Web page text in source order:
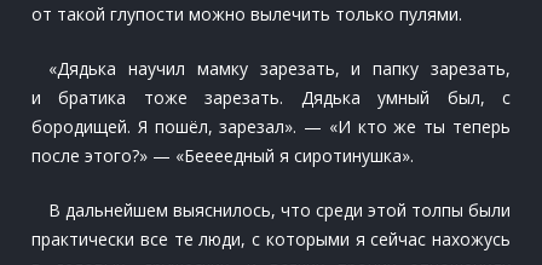
от такой глупости можно вылечить только пулями.
«Дядька научил мамку зарезать, и папку зарезать,
и братика тоже зарезать. Дядька умный был, с
бородищей. Я пошёл, зарезал». — «И кто же ты теперь
после этого?» — «Беееедный я сиротинушка».
В дальнейшем выяснилось, что среди этой толпы были
практически все те люди, с которыми я сейчас нахожусь